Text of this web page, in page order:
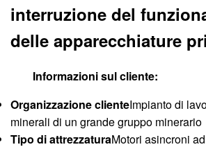
interruzione del
delle apparecchiature
Informazioni sul cliente:
Organizzazione clienteImpianto di
minerali di un grande gruppo minerario
Tipo di attrezzaturaMotori asincroni